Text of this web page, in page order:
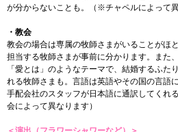
が分からないことも。（※チャペルによって異
・教会
教会の場合は専属の牧師さまがいることがほ
担当する牧師さまが事前に分かります。また
「愛とは」のようなテーマで、結婚するふた
れる牧師さまも。言語は英語やその国の言語
手配会社のスタッフが日本語に通訳してく
会によって異なります）